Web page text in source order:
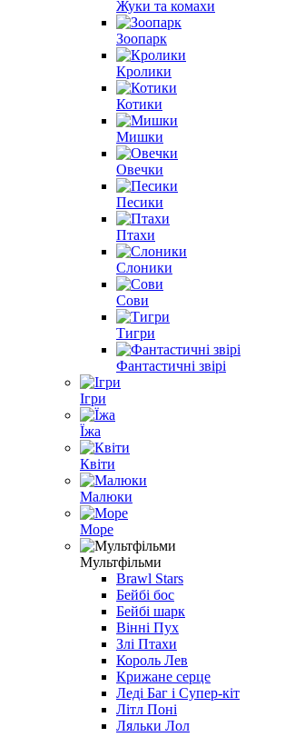
Жуки та комахи
Зоопарк
Кролики
Котики
Мишки
Овечки
Песики
Птахи
Слоники
Сови
Тигри
Фантастичні звірі
Ігри
Їжа
Квіти
Малюки
Море
Мультфільми
Brawl Stars
Бейбі бос
Бейбі шарк
Вінні Пух
Злі Птахи
Король Лев
Крижане серце
Леді Баг і Супер-кіт
Літл Поні
Ляльки Лол